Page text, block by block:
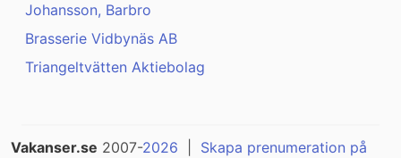
Johansson, Barbro
Brasserie Vidbynäs AB
Triangeltvätten Aktiebolag
Vakanser.se 2007-2026 Skapa prenumeration på